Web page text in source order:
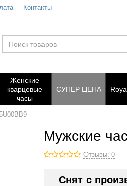
Контакты
Женские
кварцевые
часы
СУПЕР ЦЕНА
Мужские
Отзывы: 0
Снят с